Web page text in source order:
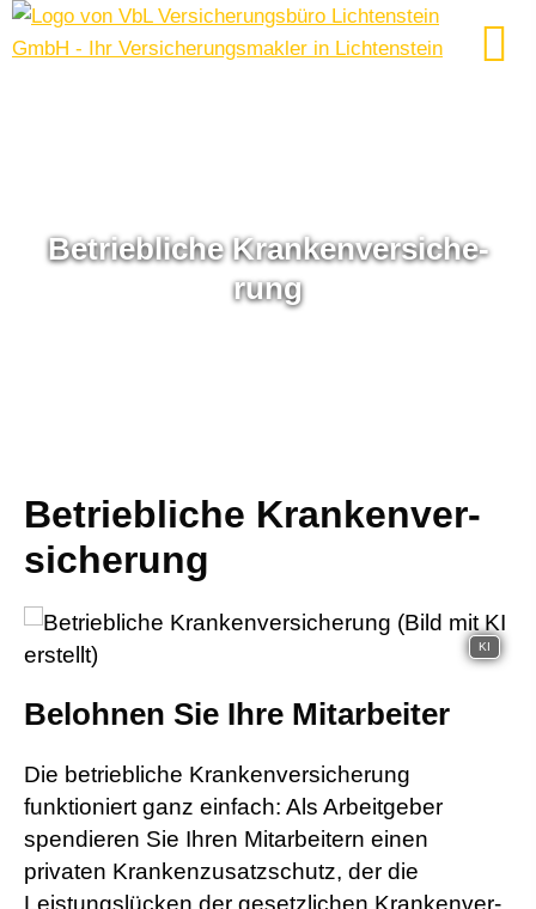
Betriebliche Kranken­ver­si­che­
rung
Betriebliche Kranken­ver­
si­che­rung
KI
Belohnen Sie Ihre Mitarbeiter
Die betriebliche Kranken­ver­si­che­rung
funktioniert ganz einfach: Als Arbeitgeber
spendieren Sie Ihren Mitarbeitern einen
privaten Krankenzusatzschutz, der die
Leistungslücken der gesetzlichen Kranken­ver­